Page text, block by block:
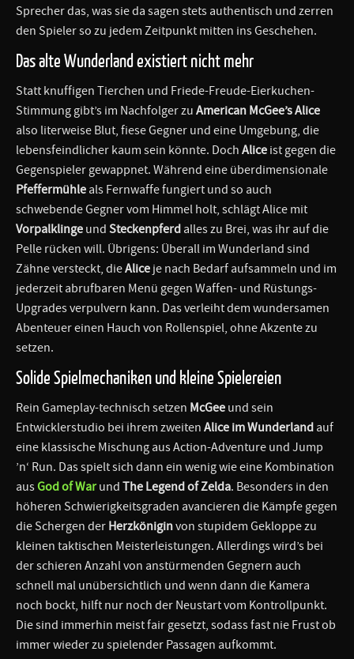
Sprecher das, was sie da sagen stets authentisch und zerren
den Spieler so zu jedem Zeitpunkt mitten ins Geschehen.
Das alte Wunderland existiert nicht mehr
Statt knuffigen Tierchen und Friede-Freude-Eierkuchen-
Stimmung gibt’s im Nachfolger zu American McGee’s Alice
also literweise Blut, fiese Gegner und eine Umgebung, die
lebensfeindlicher kaum sein könnte. Doch Alice ist gegen die
Gegenspieler gewappnet. Während eine überdimensionale
Pfeffermühle als Fernwaffe fungiert und so auch
schwebende Gegner vom Himmel holt, schlägt Alice mit
Vorpalklinge und Steckenpferd alles zu Brei, was ihr auf die
Pelle rücken will. Übrigens: Überall im Wunderland sind
Zähne versteckt, dieAlice je nach Bedarf aufsammeln und im
jederzeit abrufbaren Menü gegen Waffen- und Rüstungs-
Upgrades verpulvern kann. Das verleiht dem wundersamen
Abenteuer einen Hauch von Rollenspiel, ohne Akzente zu
setzen.
Solide Spielmechaniken und kleine Spielereien
Rein Gameplay-technisch setzen McGee und sein
Entwicklerstudio bei ihrem zweiten Alice im Wunderland auf
eine klassische Mischung aus Action-Adventure und Jump
’n‘ Run. Das spielt sich dann ein wenig wie eine Kombination
ausGod of Warund The Legend of Zelda. Besonders in den
höheren Schwierigkeitsgraden avancieren die Kämpfe gegen
die Schergen der Herzköniginvon stupidem Gekloppe zu
kleinen taktischen Meisterleistungen. Allerdings wird’s bei
der schieren Anzahl von anstürmenden Gegnern auch
schnell mal unübersichtlich und wenn dann die Kamera
noch bockt, hilft nur noch der Neustart vom Kontrollpunkt.
Die sind immerhin meist fair gesetzt, sodass fast nie Frust ob
immer wieder zu spielender Passagen aufkommt.